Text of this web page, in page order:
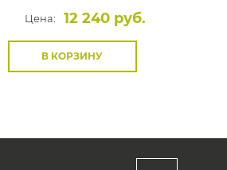
Цена:
12 240 руб.
В КОРЗИНУ